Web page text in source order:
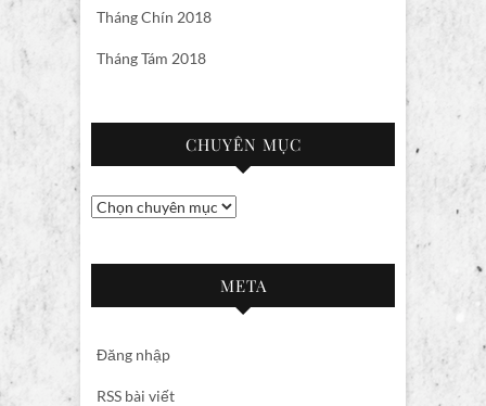
Tháng Chín 2018
Tháng Tám 2018
CHUYÊN MỤC
Chuyên
META
Đăng nhập
RSS bài viết